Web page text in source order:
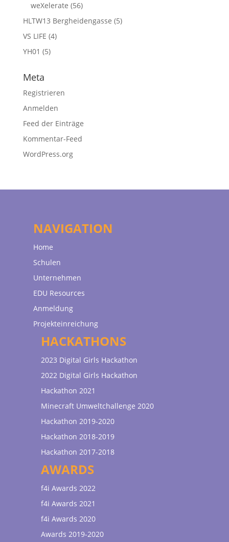
weXelerate (56)
HLTW13 Bergheidengasse (5)
VS LIFE (4)
YH01 (5)
Meta
Registrieren
Anmelden
Feed der Einträge
Kommentar-Feed
WordPress.org
NAVIGATION
Home
Schulen
Unternehmen
EDU Resources
Anmeldung
Projekteinreichung
HACKATHONS
2023 Digital Girls Hackathon
2022 Digital Girls Hackathon
Hackathon 2021
Minecraft Umweltchallenge 2020
Hackathon 2019-2020
Hackathon 2018-2019
Hackathon 2017-2018
AWARDS
f4i Awards 2022
f4i Awards 2021
f4i Awards 2020
Awards 2019-2020